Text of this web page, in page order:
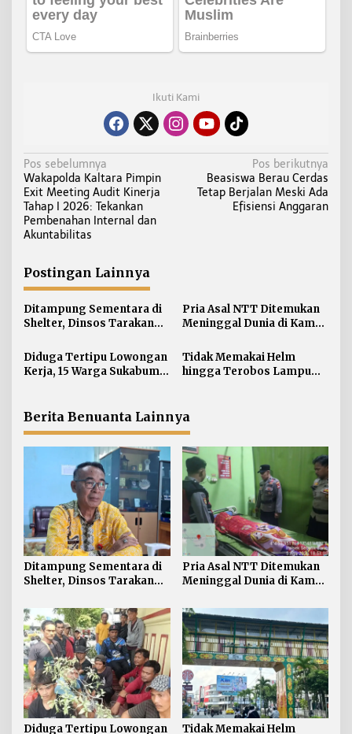
Ikuti Kami
N
a
v
i
g
s
i
p
s
Pos sebelumnya
Wakapolda Kaltara Pimpin
Exit Meeting Audit Kinerja
Tahap I 2026: Tekankan
Pembenahan Internal dan
Akuntabilitas
Pos berikutnya
Beasiswa Berau Cerdas
Tetap Berjalan Meski Ada
Efisiensi Anggaran
Postingan Lainnya
Ditampung Sementara di
Shelter, Dinsos Tarakan
Pekerja Asal Jawa Barat
Pria Asal NTT Ditemukan
Meninggal Dunia di Kamar
Diduga Tertipu Lowongan
Kerja, 15 Warga Sukabumi
Tidak Memakai Helm
hingga Terobos Lampu
Tarakan
Berita Benuanta Lainnya
Ditampung Sementara di
Shelter, Dinsos Tarakan
Pekerja Asal Jawa Barat
Pria Asal NTT Ditemukan
Meninggal Dunia di Kamar
Diduga Tertipu Lowongan Tidak Memakai Helm